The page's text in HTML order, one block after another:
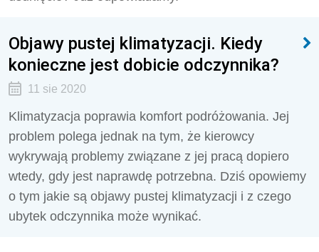
Objawy pustej klimatyzacji. Kiedy
konieczne jest dobicie odczynnika?
11 sie 2020
Klimatyzacja poprawia komfort podróżowania. Jej
problem polega jednak na tym, że kierowcy
wykrywają problemy związane z jej pracą dopiero
wtedy, gdy jest naprawdę potrzebna. Dziś opowiemy
o tym jakie są objawy pustej klimatyzacji i z czego
ubytek odczynnika może wynikać.